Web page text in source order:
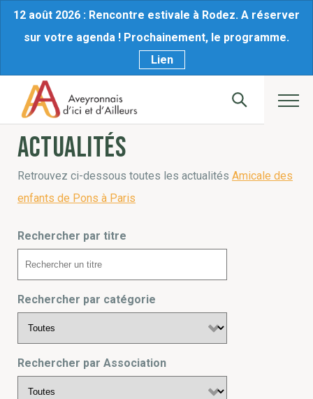
12 août 2026 : Rencontre estivale à Rodez. A réserver
sur votre agenda ! Prochainement, le programme.
Lien
Actualités
Retrouvez ci-dessous toutes les actualités Amicale des
enfants de Pons à Paris
Rechercher par titre
Rechercher par catégorie
Rechercher par Association